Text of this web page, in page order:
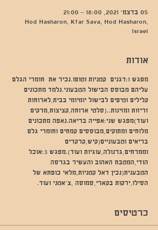
05 בדצמ׳ 2021, 18:00 – 21:00
Hod Hasharon, Kfar Sava, Hod Hasharon,
Israel
אודות
מפגש 1:דגנים  קטניות וטופו.נכיר את  חומרי הגלם
עליהם מבוסס הבישול הטבעוני.נלמד מתכונים
קלילים וטיפים לבישול יומיומי בבית,לארוחות
זריזות ומזינות..(סלטי ארוחה,קציצות,מרקים
ועוד)מפגש שני:אפייה בריאה.נאפה מתכונים
מלוחים ומתוקים,מבוססים קמחים וחומרי גלם
בריאים וטבעוניים(קיש,קרקרים
וממרחים,גרנולה,עוגיות ועוד).מפגש 3:אוכל
הודי,המטבח האהוב והעשיר בגרסה
הטבענית(נכין דאל קטניות,מלאי כופתא של
הסילו,ירקות בקארי,סמוסה ,צ'אטני ועוד.
כרטיסים